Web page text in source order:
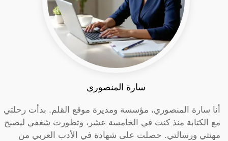
سارة المنصوري
أنا سارة المنصوري، مؤسسة ومديرة موقع القلم. بدأت رحلتي
مع الكتابة منذ كنت في الخامسة عشر، وتطورت شغفي ليصبح
مهنتي ورسالتي. حصلت على شهادة في الأدب العربي من